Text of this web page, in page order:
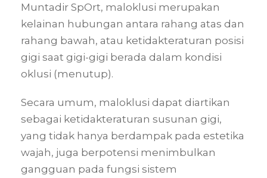
Muntadir SpOrt, maloklusi merupakan
kelainan hubungan antara rahang atas dan
rahang bawah, atau ketidakteraturan posisi
gigi saat gigi-gigi berada dalam kondisi
oklusi (menutup).
Secara umum, maloklusi dapat diartikan
sebagai ketidakteraturan susunan gigi,
yang tidak hanya berdampak pada estetika
wajah, juga berpotensi menimbulkan
gangguan pada fungsi sistem